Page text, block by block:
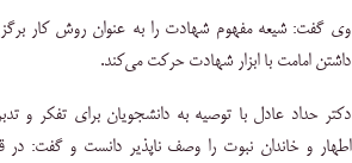
وی گفت: شیعه مفهوم شهادت را به عنوان روش کار
داشتن امامت با ابزار شهادت حرکت می‌کند.
دکتر حداد عادل با توصیه به دانشجویان برای تفکر و
اطهار و خاندان نبوت را وصف ناپذیر دانست و گفت: در